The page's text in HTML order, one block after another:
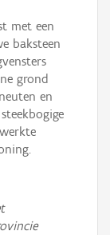
met een
baksteen
grond
en